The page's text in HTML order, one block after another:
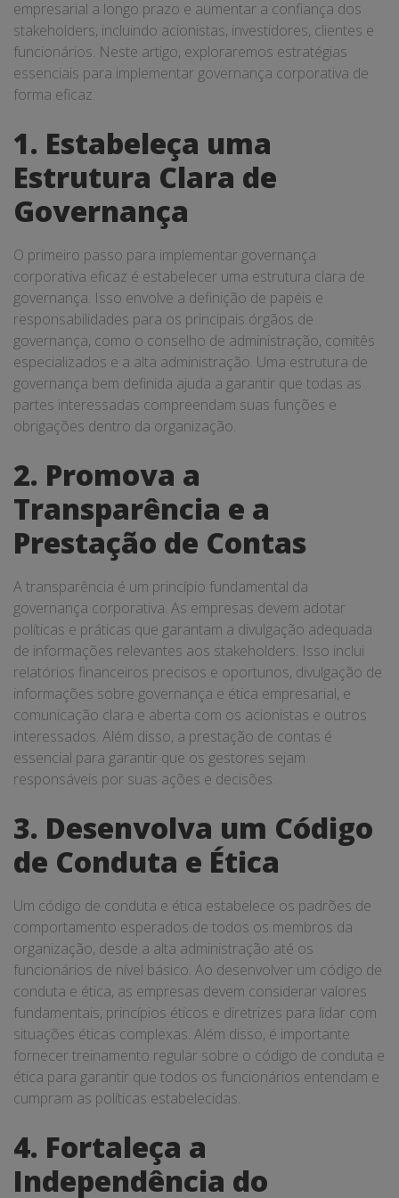
empresarial a longo prazo e aumentar a confiança dos
stakeholders, incluindo acionistas, investidores, clientes e
funcionários. Neste artigo, exploraremos estratégias
essenciais para implementar governança corporativa de
forma eficaz.
1. Estabeleça uma
Estrutura Clara de
Governança
O primeiro passo para implementar governança
corporativa eficaz é estabelecer uma estrutura clara de
governança. Isso envolve a definição de papéis e
responsabilidades para os principais órgãos de
governança, como o conselho de administração, comitês
especializados e a alta administração. Uma estrutura de
governança bem definida ajuda a garantir que todas as
partes interessadas compreendam suas funções e
obrigações dentro da organização.
2. Promova a
Transparência e a
Prestação de Contas
A transparência é um princípio fundamental da
governança corporativa. As empresas devem adotar
políticas e práticas que garantam a divulgação adequada
de informações relevantes aos stakeholders. Isso inclui
relatórios financeiros precisos e oportunos, divulgação de
informações sobre governança e ética empresarial, e
comunicação clara e aberta com os acionistas e outros
interessados. Além disso, a prestação de contas é
essencial para garantir que os gestores sejam
responsáveis por suas ações e decisões.
3. Desenvolva um Código
de Conduta e Ética
Um código de conduta e ética estabelece os padrões de
comportamento esperados de todos os membros da
organização, desde a alta administração até os
funcionários de nível básico. Ao desenvolver um código de
conduta e ética, as empresas devem considerar valores
fundamentais, princípios éticos e diretrizes para lidar com
situações éticas complexas. Além disso, é importante
fornecer treinamento regular sobre o código de conduta e
ética para garantir que todos os funcionários entendam e
cumpram as políticas estabelecidas.
4. Fortaleça a
Independência do